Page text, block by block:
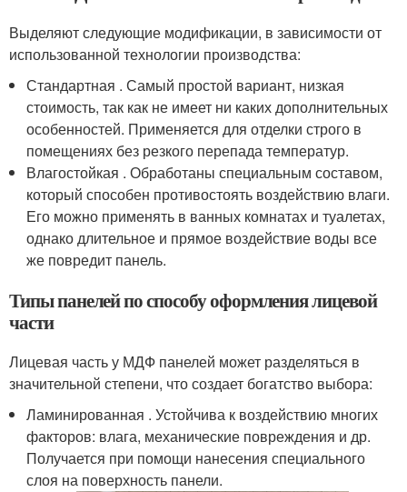
Выделяют следующие модификации, в зависимости от
использованной технологии производства:
Стандартная . Самый простой вариант, низкая
стоимость, так как не имеет ни каких дополнительных
особенностей. Применяется для отделки строго в
помещениях без резкого перепада температур.
Влагостойкая . Обработаны специальным составом,
который способен противостоять воздействию влаги.
Его можно применять в ванных комнатах и туалетах,
однако длительное и прямое воздействие воды все
же повредит панель.
Типы панелей по способу оформления лицевой
части
Лицевая часть у МДФ панелей может разделяться в
значительной степени, что создает богатство выбора:
Ламинированная . Устойчива к воздействию многих
факторов: влага, механические повреждения и др.
Получается при помощи нанесения специального
слоя на поверхность панели.